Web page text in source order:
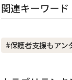
関連キーワード
#保護者支援もアン